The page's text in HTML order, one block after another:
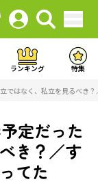
ランキング 特集
ではなく、私立を見るべき
定だった
き？／す
てた